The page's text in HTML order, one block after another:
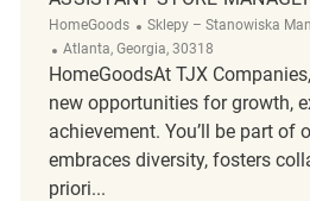
HomeGoods Kategoria
Sklepy – Stanowiska
Lokalizacja
Atlanta, Georgia, 30318
HomeGoodsAt TJX
new opportunities for growth,
achievement. You’ll be part of
embraces diversity, fosters
priori...